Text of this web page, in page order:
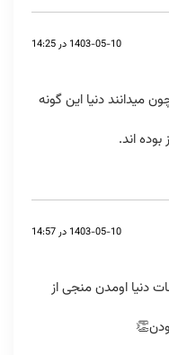
1403-05-10 در 14:25
میدانند دنیا این گونه
اند.
1403-05-10 در 14:57
دنیا اومدن منجی از